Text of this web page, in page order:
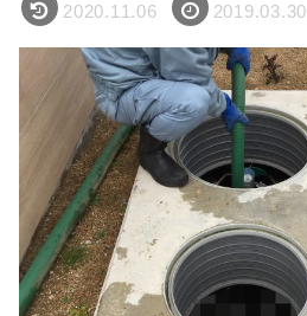
2020.11.06 2019.03.30